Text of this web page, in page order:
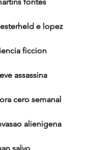
e lopez
ficcion
assassina
cero semanal
alienigena